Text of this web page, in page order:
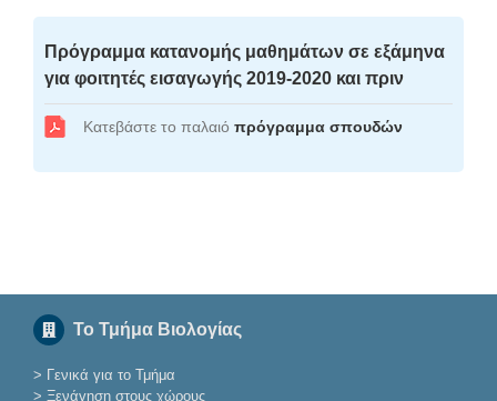
Πρόγραμμα κατανομής μαθημάτων σε εξάμηνα
για φοιτητές εισαγωγής 2019-2020 και πριν
Κατεβάστε το παλαιό πρόγραμμα σπουδών
Το Τμήμα Βιολογίας
> Γενικά για το Τμήμα
> Ξενάγηση στους χώρους